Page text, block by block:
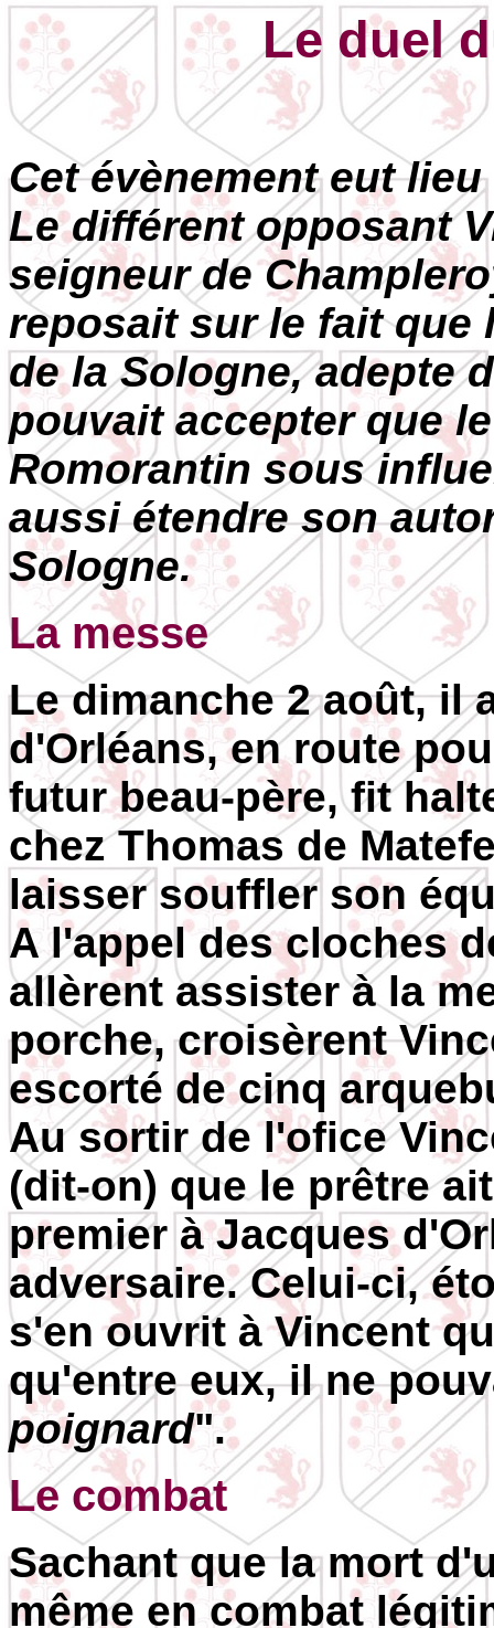
Le duel
Cet évènement eut
Le différent opposant
seigneur de
reposait sur le fait que
de la Sologne, adepte
pouvait accepter que
Romorantin sous
aussi étendre son
Sologne.
La messe
Le dimanche 2 août, il
d'Orléans, en route
futur beau-père, fit
chez Thomas de
laisser souffler son
A l'appel des cloches
allèrent assister à la
porche, croisèrent
escorté de cinq
Au sortir de l'ofice
(dit-on) que le prêtre
premier à Jacques
adversaire. Celui-ci,
s'en ouvrit à Vincent
qu'entre eux, il ne
poignard".
Le combat
Sachant que la mort
même en combat